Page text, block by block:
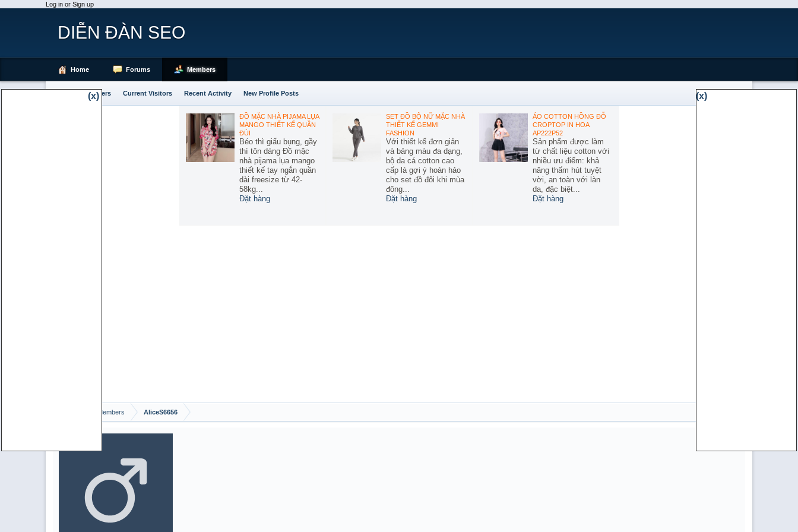
Log in or Sign up
ĐỒ MẶC NHÀ PIJAMA LỤA
MANGO THIẾT KẾ QUẦN
ĐÙI
Béo thì giấu bụng, gầy
thì tôn dáng Đồ mặc
nhà pijama lụa mango
thiết kế tay ngắn quần
dài freesize từ 42-
58kg...
Đặt hàng
SET ĐỒ BỘ NỮ MẶC NHÀ
THIẾT KẾ GEMMI
FASHION
Với thiết kế đơn giản
và bảng màu đa dạng,
bộ da cá cotton cao
cấp là gợi ý hoàn hảo
cho set đồ đôi khi mùa
đông...
Đặt hàng
ÁO COTTON HỒNG ĐỖ
CROPTOP IN HOA
AP222P52
Sản phẩm được làm
từ chất liệu cotton với
nhiều ưu điểm: khả
năng thấm hút tuyệt
vời, an toàn với làn
da, đặc biệt...
Đặt hàng
Members AliceS6656
DIỄN ĐÀN SEO
Home Forums Members
Notable Members Current Visitors Recent Activity New Profile Posts
(x) (x)